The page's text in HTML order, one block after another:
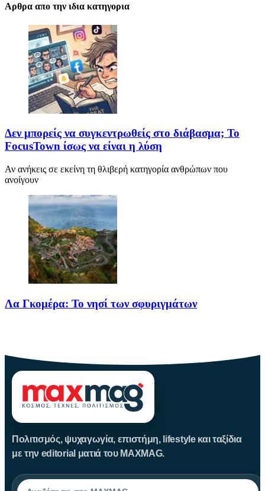
Αρθρα απο την ιδια κατηγορια
Δεν μπορείς να συγκεντρωθείς στο διάβασμα; Το
FocusTown ίσως να είναι η λύση
Αν ανήκεις σε εκείνη τη θλιβερή κατηγορία ανθρώπων που
ανοίγουν
Λα Γκομέρα: Το νησί των σφυριγμάτων
Πολιτισμός, ψυχαγωγία, επιστήμη, lifestyle και ταξίδια
με την editorial ματιά του MAXMAG.
Αναζήτηση